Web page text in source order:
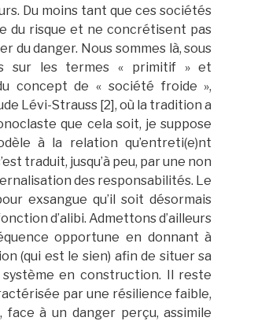
Du moins tant que ces sociétés
du risque et ne concrétisent pas
du danger. Nous sommes là, sous
sur les termes « primitif » et
concept de « société froide »,
Lévi-Strauss [2], où la tradition a
que cela soit, je suppose
à la relation qu’entreti(e)nt
traduit, jusqu’à peu, par une non
des responsabilités. Le
exsangue qu’il soit désormais
d’alibi. Admettons d’ailleurs
opportune en donnant à
(qui est le sien) afin de situer sa
en construction. Il reste
par une résilience faible,
à un danger perçu, assimile